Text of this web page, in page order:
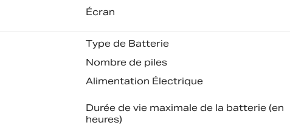
Écran
Type de Batterie
Nombre de piles
Alimentation Électrique
Durée de vie maximale de la batterie (en
heures)